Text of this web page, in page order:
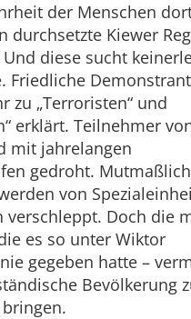
der Menschen
durchsetzte Kiewer
diese sucht
Friedliche
zu „Terroristen“ und
erklärt. Teilnehmer
mit jahrelangen
gedroht.
von
verschleppt. Doch die
es so unter Wiktor
gegeben hatte –
Bevölkerung